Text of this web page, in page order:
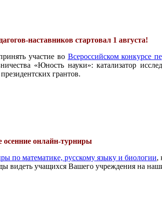
наставников стартовал 1 августа!
участие во Всероссийском конкурсе
«Юность науки»: катализатор
грантов.
осенние онлайн-турниры
по математике, русскому языку и биологии,
видеть учащихся Вашего учреждения на